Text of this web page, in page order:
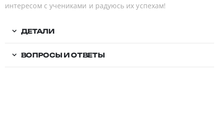
интересом с учениками и радуюсь их успехам!
ДЕТАЛИ
ВОПРОСЫ И ОТВЕТЫ